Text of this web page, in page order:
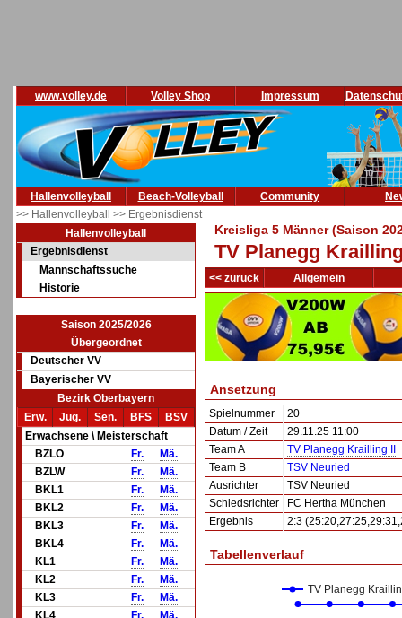
www.volley.de Volley Shop Impressum
Hallenvolleyball Beach-Volleyball Community
>> Hallenvolleyball >> Ergebnisdienst
Hallenvolleyball
Ergebnisdienst
Mannschaftssuche
Historie
Saison 2025/2026
Übergeordnet
Deutscher VV
Bayerischer VV
Bezirk Oberbayern
Erw.
Jug. Sen. BFS
BSV
Erwachsene \ Meisterschaft
BZLO
Fr.
Mä.
BZLW
Fr.
Mä.
BKL1
Fr.
Mä.
BKL2
Fr.
Mä.
BKL3
Fr.
Mä.
BKL4
Fr.
Mä.
KL1
Fr.
Mä.
KL2
Fr.
Mä.
KL3
Fr.
Mä.
KL4
Fr.
Mä.
Kreisliga 5 Männer (Saison
TV Planegg
<< zurück Allgemein
Ansetzung
Spielnummer
20
Datum / Zeit
29.11.25 11:00
Team A
TV Planegg Krailling II
Team B
TSV Neuried
Ausrichter
TSV Neuried
Schiedsrichter
FC Hertha München
Ergebnis
2:3
Tabellenverlauf
TV Planegg